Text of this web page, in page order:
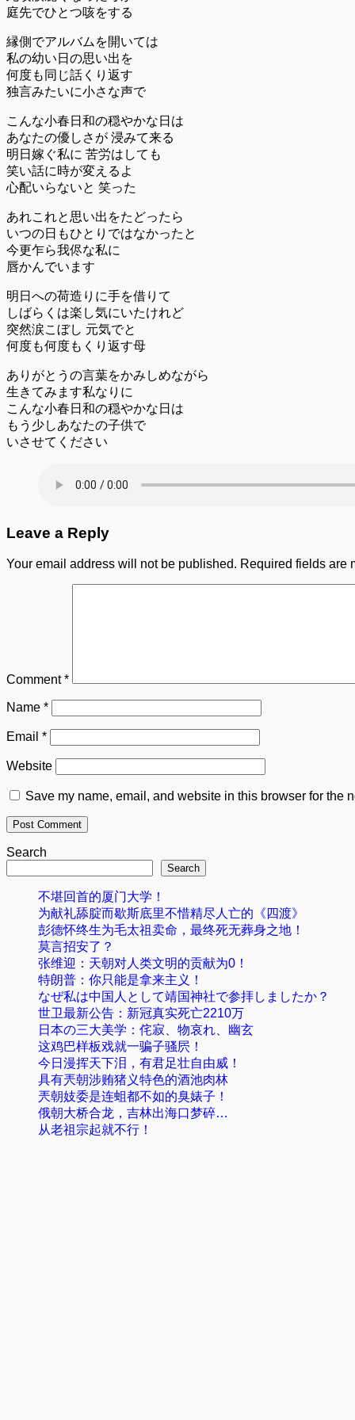
庭先でひとつ咳をする
縁側でアルバムを開いては
私の幼い日の思い出を
何度も同じ話くり返す
独言みたいに小さな声で
こんな小春日和の穏やかな日は
あなたの優しさが 浸みて来る
明日嫁ぐ私に 苦労はしても
笑い話に時が変えるよ
心配いらないと 笑った
あれこれと思い出をたどったら
いつの日もひとりではなかったと
今更乍ら我侭な私に
唇かんでいます
明日への荷造りに手を借りて
しばらくは楽し気にいたけれど
突然涙こぼし 元気でと
何度も何度もくり返す母
ありがとうの言葉をかみしめながら
生きてみます私なりに
こんな小春日和の穏やかな日は
もう少しあなたの子供で
いさせてください
Leave a Reply
Your email address will not be published. Required fields are
Comment*
Name *
Email *
Website
Save my name, email, and website in this browser for the
Search
Search
不堪回首的厦门大学！
为献礼舔腚而歇斯底里不惜精尽人亡的《四渡》
彭德怀终生为毛太祖卖命，最终死无葬身之地！
莫言招安了？
张维迎：天朝对人类文明的贡献为0！
特朗普：你只能是拿来主义！
なぜ私は中国人として靖国神社で参拝しましたか？
世卫最新公告：新冠真实死亡2210万
日本の三大美学：侘寂、物哀れ、幽玄
这鸡巴样板戏就一骗子骚屄！
今日漫挥天下泪，有君足壮自由威！
具有兲朝涉贿猪义特色的酒池肉林
兲朝妓委是连蛆都不如的臭婊子！
俄朝大桥合龙，吉林出海口梦碎…
从老祖宗起就不行！